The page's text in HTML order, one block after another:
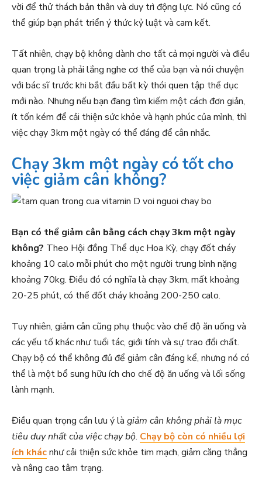
vời để thử thách bản thân và duy trì động lực. Nó cũng có
thể giúp bạn phát triển ý thức kỷ luật và cam kết.
Tất nhiên, chạy bộ không dành cho tất cả mọi người và điều
quan trọng là phải lắng nghe cơ thể của bạn và nói chuyện
với bác sĩ trước khi bắt đầu bất kỳ thói quen tập thể dục
mới nào. Nhưng nếu bạn đang tìm kiếm một cách đơn giản,
ít tốn kém để cải thiện sức khỏe và hạnh phúc của mình, thì
việc chạy 3km một ngày có thể đáng để cân nhắc.
Chạy 3km một ngày có tốt cho
việc giảm cân không?
Bạn có thể giảm cân bằng cách chạy 3km một ngày
không? Theo Hội đồng Thể dục Hoa Kỳ, chạy đốt cháy
khoảng 10 calo mỗi phút cho một người trung bình nặng
khoảng 70kg. Điều đó có nghĩa là chạy 3km, mất khoảng
20-25 phút, có thể đốt cháy khoảng 200-250 calo.
Tuy nhiên, giảm cân cũng phụ thuộc vào chế độ ăn uống và
các yếu tố khác như tuổi tác, giới tính và sự trao đổi chất.
Chạy bộ có thể không đủ để giảm cân đáng kể, nhưng nó có
thể là một bổ sung hữu ích cho chế độ ăn uống và lối sống
lành mạnh.
Điều quan trọng cần lưu ý là giảm cân không phải là mục
tiêu duy nhất của việc chạy bộ. Chạy bộ còn có nhiều lợi
ích khácnhư cải thiện sức khỏe tim mạch, giảm căng thẳng
và nâng cao tâm trạng.